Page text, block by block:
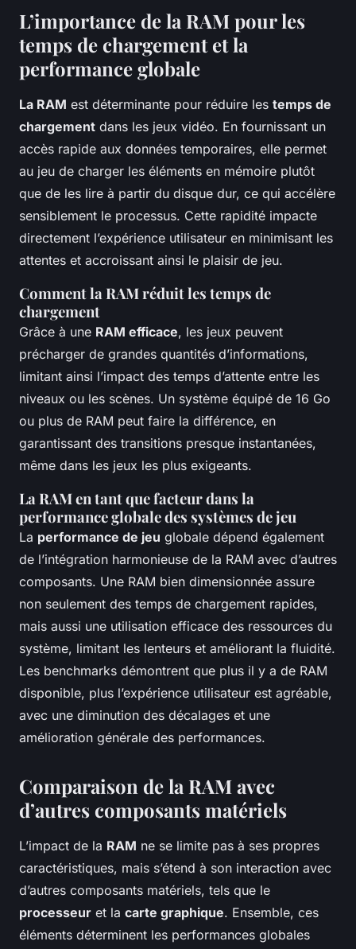
L’importance de la RAM pour les
temps de chargement et la
performance globale
La RAM est déterminante pour réduire les temps de
chargement dans les jeux vidéo. En fournissant un
accès rapide aux données temporaires, elle permet
au jeu de charger les éléments en mémoire plutôt
que de les lire à partir du disque dur, ce qui accélère
sensiblement le processus. Cette rapidité impacte
directement l’expérience utilisateur en minimisant les
attentes et accroissant ainsi le plaisir de jeu.
Comment la RAM réduit les temps de
chargement
Grâce à une RAM efficace, les jeux peuvent
précharger de grandes quantités d’informations,
limitant ainsi l’impact des temps d’attente entre les
niveaux ou les scènes. Un système équipé de 16 Go
ou plus de RAM peut faire la différence, en
garantissant des transitions presque instantanées,
même dans les jeux les plus exigeants.
La RAM en tant que facteur dans la
performance globale des systèmes de jeu
La performance de jeu globale dépend également
de l’intégration harmonieuse de la RAM avec d’autres
composants. Une RAM bien dimensionnée assure
non seulement des temps de chargement rapides,
mais aussi une utilisation efficace des ressources du
système, limitant les lenteurs et améliorant la fluidité.
Les benchmarks démontrent que plus il y a de RAM
disponible, plus l’expérience utilisateur est agréable,
avec une diminution des décalages et une
amélioration générale des performances.
Comparaison de la RAM avec
d’autres composants matériels
L’impact de la RAM ne se limite pas à ses propres
caractéristiques, mais s’étend à son interaction avec
d’autres composants matériels, tels que le
processeur et la carte graphique. Ensemble, ces
éléments déterminent les performances globales